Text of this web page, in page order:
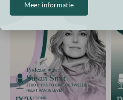
Meer informatie